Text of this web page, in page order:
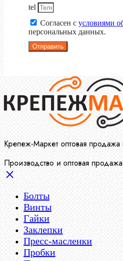
tel
Согласен с условиями
персональных данных.
Отправить
Крепеж-Маркет оптовая
Производство и оптовая
Болты
Винты
Гайки
Заклепки
Пресс-масленки
Пробки